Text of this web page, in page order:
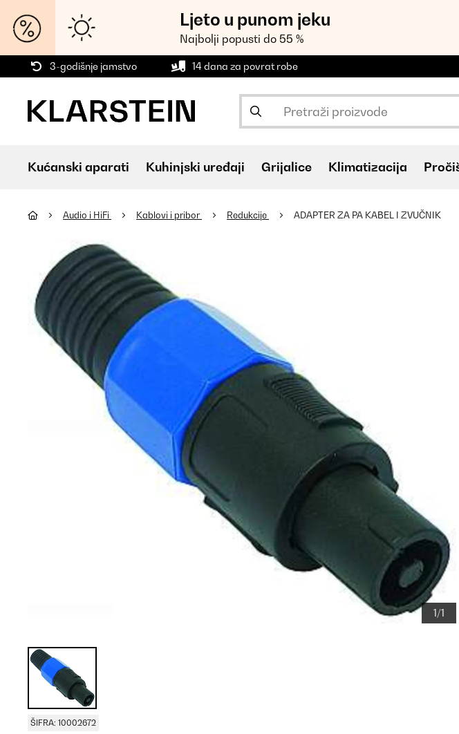
Ljeto u punom jeku
Najbolji popusti do 55 %
3-godišnje jamstvo 14 dana za povrat robe
Kućanski aparati Kuhinjski uređaji Grijalice Klimatizacija
Audio i HiFi Kablovi i pribor Redukcije ADAPTER ZA PA KABEL I ZVUČNIK
1/1
ŠIFRA: 10002672